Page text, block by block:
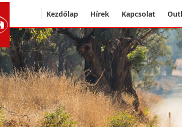
Kezdőlap Hírek Kapcsolat